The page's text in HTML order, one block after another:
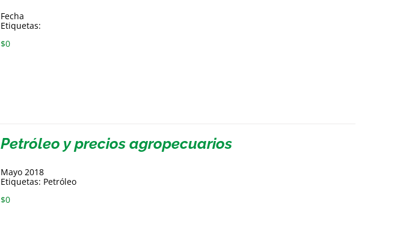
Fecha
Etiquetas:
$0
Petróleo y precios agropecuarios
Mayo 2018
Etiquetas: Petróleo
$0